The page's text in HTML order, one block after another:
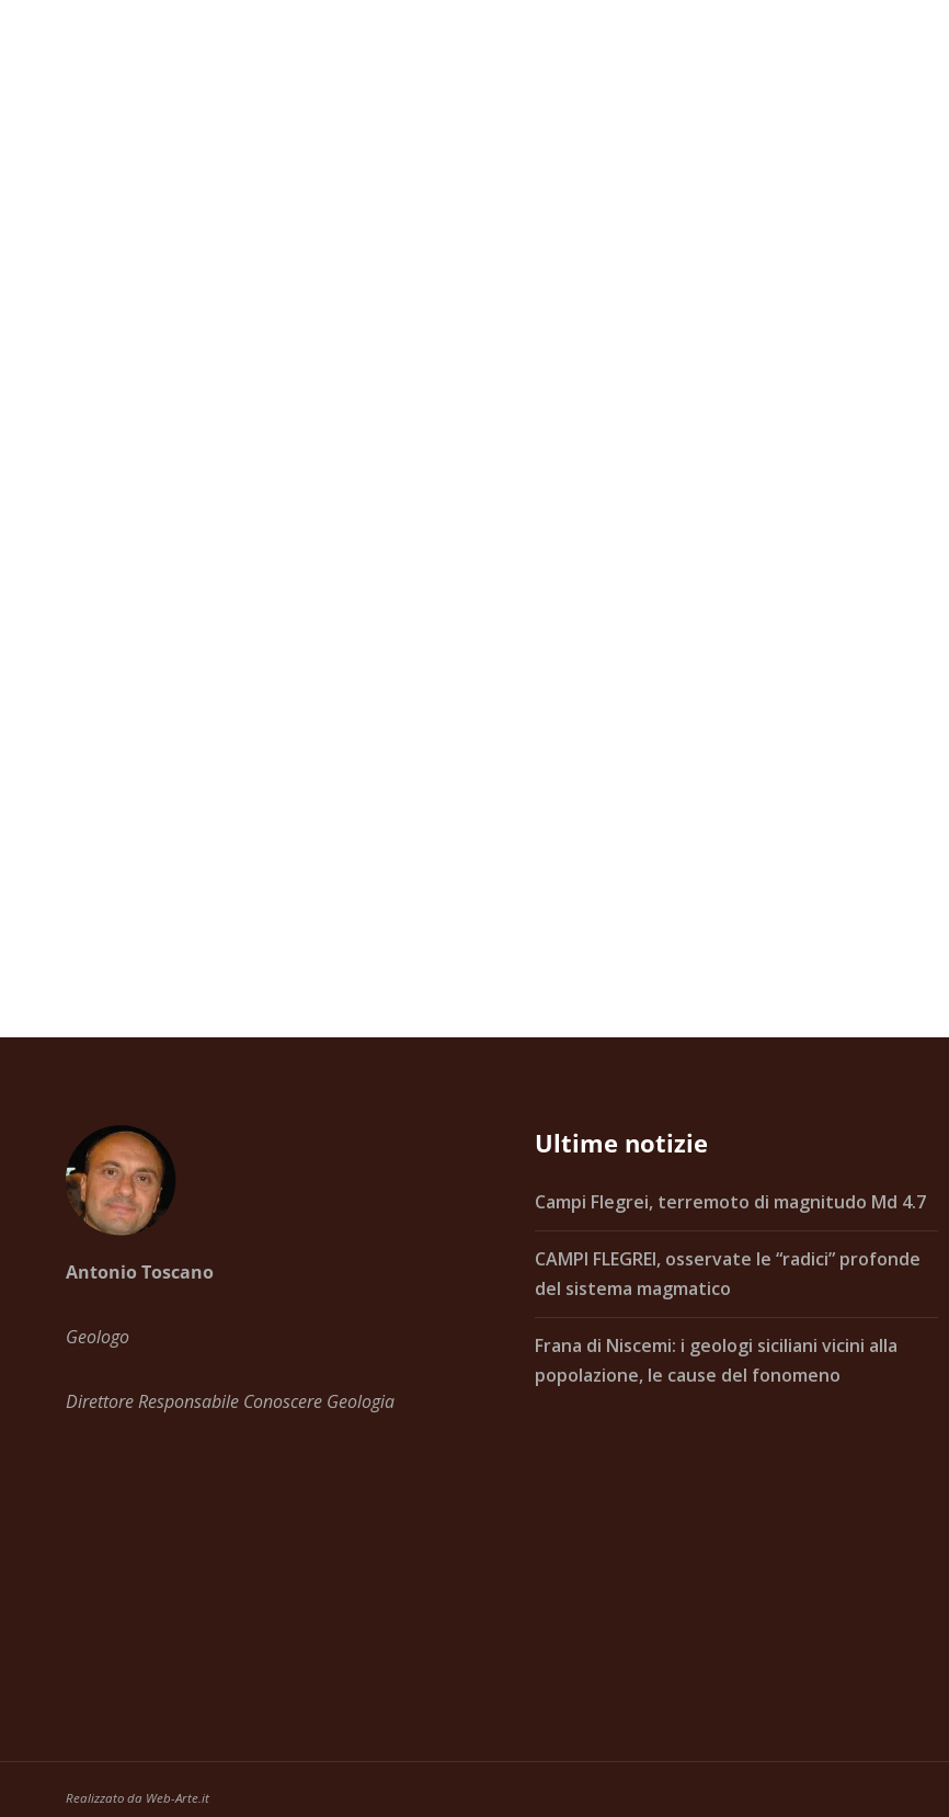
Antonio Toscano
Geologo
Direttore Responsabile Conoscere Geologia
Ultime notizie
Campi Flegrei, terremoto di magnitudo Md 4.7
CAMPI FLEGREI, osservate le “radici” profonde
del sistema magmatico
Frana di Niscemi: i geologi siciliani vicini alla
popolazione, le cause del fonomeno
Realizzato da Web-Arte.it